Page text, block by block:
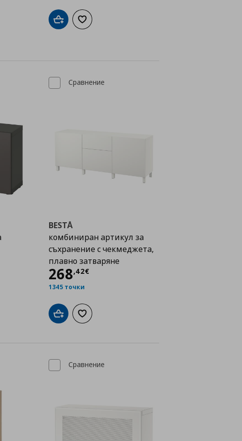
с любими Добави в кошницата
Добави към списъка с любими
списъка с любими
Сравнение
BESTÅ
комбиниран артикул за
съхранение с чекмеджета,
плавно затваряне
268,42€
Цена268,42 €
1345 точки
Добави в кошницата
Добави към списъка с любими
Сравнение